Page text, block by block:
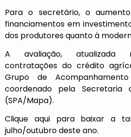
Para o secretário, o
financiamentos em
dos produtores quanto à
A avaliação, atualizada
contratações do crédito
Grupo de
coordenado pela Secretaria
(SPA/Mapa).
Clique aquipara baixar a
julho/outubro deste ano.